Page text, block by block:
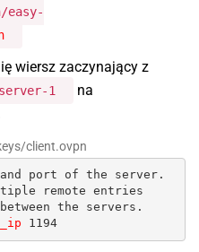
easy-
wiersz zaczynający z
1 na
client.ovpn
and port of the server.
remote entries
the servers.
1194